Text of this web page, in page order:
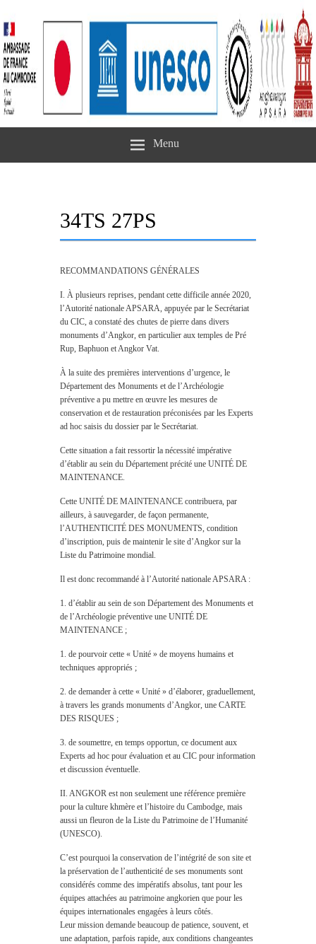
Menu
34TS 27PS
RECOMMANDATIONS GÉNÉRALES
I. À plusieurs reprises, pendant cette difficile année 2020,
l’Autorité nationale APSARA, appuyée par le Secrétariat
du CIC, a constaté des chutes de pierre dans divers
monuments d’Angkor, en particulier aux temples de Pré
Rup, Baphuon et Angkor Vat.
À la suite des premières interventions d’urgence, le
Département des Monuments et de l’Archéologie
préventive a pu mettre en œuvre les mesures de
conservation et de restauration préconisées par les Experts
ad hoc saisis du dossier par le Secrétariat.
Cette situation a fait ressortir la nécessité impérative
d’établir au sein du Département précité une UNITÉ DE
MAINTENANCE.
Cette UNITÉ DE MAINTENANCE contribuera, par
ailleurs, à sauvegarder, de façon permanente,
l’AUTHENTICITÉ DES MONUMENTS, condition
d’inscription, puis de maintenir le site d’Angkor sur la
Liste du Patrimoine mondial.
Il est donc recommandé à l’Autorité nationale APSARA :
1. d’établir au sein de son Département des Monuments et
de l’Archéologie préventive une UNITÉ DE
MAINTENANCE ;
1. de pourvoir cette « Unité » de moyens humains et
techniques appropriés ;
2. de demander à cette « Unité » d’élaborer, graduellement,
à travers les grands monuments d’Angkor, une CARTE
DES RISQUES ;
3. de soumettre, en temps opportun, ce document aux
Experts ad hoc pour évaluation et au CIC pour information
et discussion éventuelle.
II. ANGKOR est non seulement une référence première
pour la culture khmère et l’histoire du Cambodge, mais
aussi un fleuron de la Liste du Patrimoine de l’Humanité
(UNESCO).
C’est pourquoi la conservation de l’intégrité de son site et
la préservation de l’authenticité de ses monuments sont
considérés comme des impératifs absolus, tant pour les
équipes attachées au patrimoine angkorien que pour les
équipes internationales engagées à leurs côtés.
Leur mission demande beaucoup de patience, souvent, et
une adaptation, parfois rapide, aux conditions changeantes